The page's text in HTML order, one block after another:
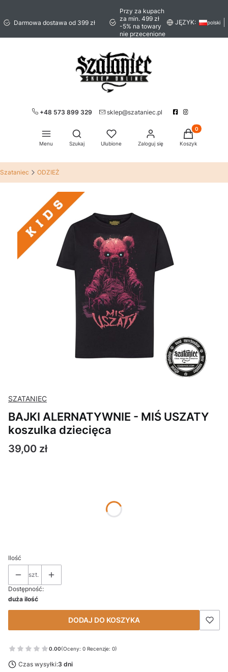
Darmowa dostawa od 399 zł
Przy za kupach
za min. 499 zł
-5% na towary
nie przecenione
JĘZYK: polski
+48 573 899 329 sklep@szataniec.pl
Menu
Otwórz wyszukiwarkę
Szukaj Ulubione Zaloguj się
Produkty w
Koszyk
Szataniec ODZIEŻ
SZATANIEC
BAJKI ALERNATYWNIE - MIŚ USZATY
koszulka dziecięca
Cena
39,00 zł
Ilość
szt.
Dostępność:
duża ilość
DODAJ DO KOSZYKA
0.00(Oceny: 0 Recenzje: 0)
Czas wysyłki:3 dni